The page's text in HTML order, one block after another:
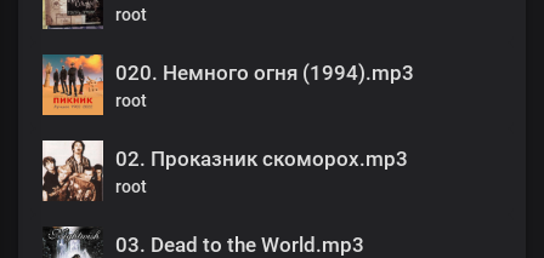
root
020. Немного огня (1994).mp3
root
02. Проказник скоморох.mp3
root
03. Dead to the World.mp3